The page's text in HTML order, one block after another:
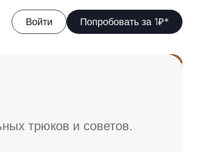
Войти Попробовать за 1₽*
трюков и советов.